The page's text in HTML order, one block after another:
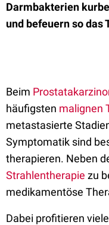
Darmbakterien
und befeuern so das
Beim
häufigsten malignen
metastasierte
Symptomatik sind
therapieren. Neben
Strahlentherapie zu
medikamentöse
Dabei profitieren